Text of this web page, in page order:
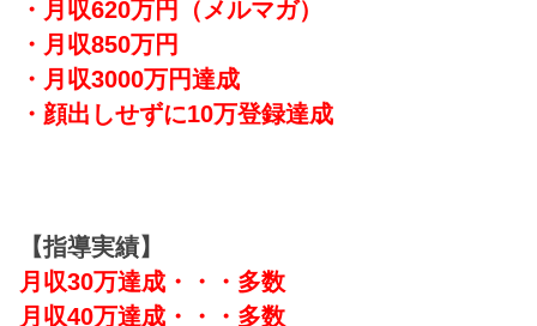
・月収620万円（メルマガ）
・月収850万円
・月収3000万円達成
・顔出しせずに10万登録達成
【指導実績】
月収30万達成・・・多数
月収40万達成・・・多数